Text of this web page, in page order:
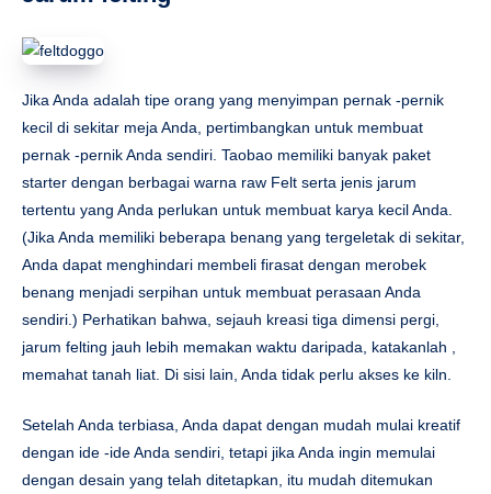
Jika Anda adalah tipe orang yang menyimpan pernak -pernik
kecil di sekitar meja Anda, pertimbangkan untuk membuat
pernak -pernik Anda sendiri. Taobao memiliki banyak paket
starter dengan berbagai warna raw Felt serta jenis jarum
tertentu yang Anda perlukan untuk membuat karya kecil Anda.
(Jika Anda memiliki beberapa benang yang tergeletak di sekitar,
Anda dapat menghindari membeli firasat dengan merobek
benang menjadi serpihan untuk membuat perasaan Anda
sendiri.) Perhatikan bahwa, sejauh kreasi tiga dimensi pergi,
jarum felting jauh lebih memakan waktu daripada, katakanlah ,
memahat tanah liat. Di sisi lain, Anda tidak perlu akses ke kiln.
Setelah Anda terbiasa, Anda dapat dengan mudah mulai kreatif
dengan ide -ide Anda sendiri, tetapi jika Anda ingin memulai
dengan desain yang telah ditetapkan, itu mudah ditemukan